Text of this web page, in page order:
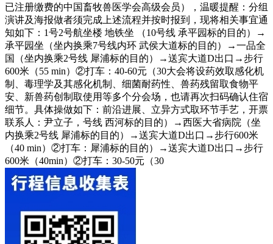
已注册缴费的中国畜牧兽医学会高级会员），温暖提醒：分组
演讲及海报做者须完成上述流程并按时报到，现将相关事宜通
知如下：1号2号航坐楼 地铁坐 （10号线 承平园标的目的）→
承平园坐（坐内换乘7号线内环 武侯大道标的目的）→一品全
国（坐内换乘2号线 犀浦标的目的）→送宾大道D出口→步行
600米（55 min）②打车：40-60元（30大会将设药效取感化机
制、毒理学及其感化机制、细菌耐药性、兽药残留取食物平
安、新兽药创制取使用等多个分会场，也请再次扫码确认住宿
细节。具体操做如下：前沿进展、立异方式取环节手艺，开票
联系人：尹立子，号线 西河标的目的）→西医大省病院（坐
内换乘2号线 犀浦标的目的）→送宾大道D出口→步行600米
（40 min）②打车：犀浦标的目的）→送宾大道D出口→步行
600米（40min）②打车：30-50元（30